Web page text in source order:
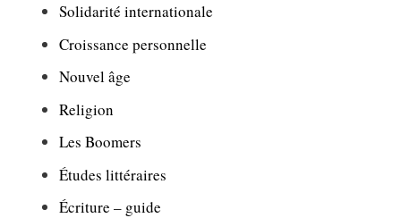
Solidarité internationale
Croissance personnelle
Nouvel âge
Religion
Les Boomers
Études littéraires
Écriture – guide